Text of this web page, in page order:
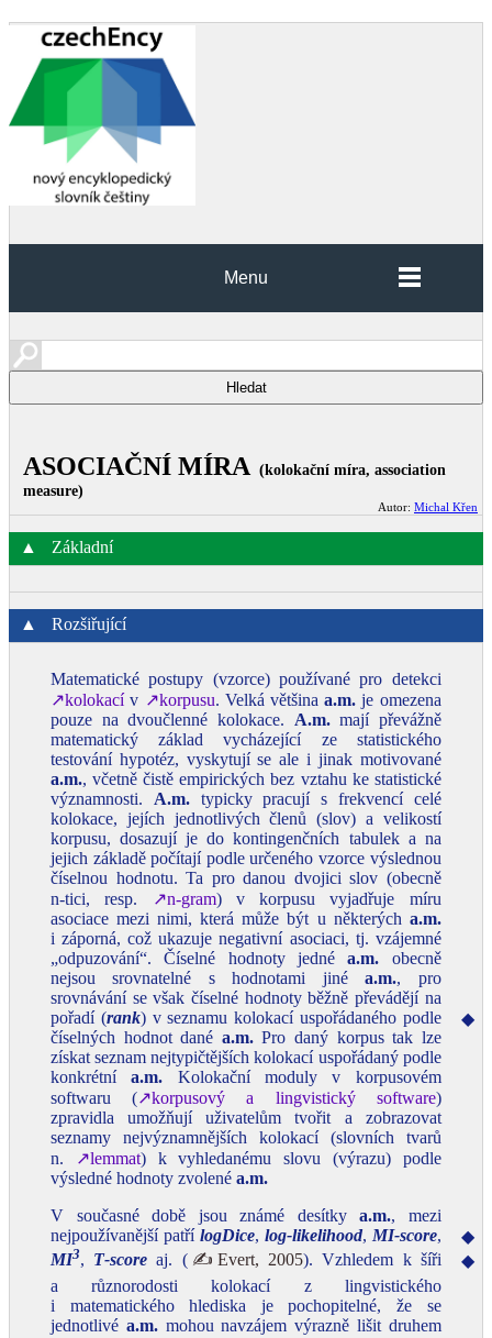
Menu
ASOCIAČNÍ MÍRA (kolokační míra, association
measure)
Autor: Michal Křen
▲ Základní
▲ Rozšiřující
Matematické postupy (vzorce) používané pro detekci
↗kolokacív ↗korpusu. Velká většinaa.m. je omezena
pouze na dvoučlenné kolokace. A.m.mají převážně
matematický základ vycházející ze statistického
testování hypotéz, vyskytují se ale i jinak motivované
a.m., včetně čistě empirických bez vztahu ke statistické
významnosti. A.m.typicky pracují s frekvencí celé
kolokace, jejích jednotlivých členů (slov) a velikostí
korpusu, dosazují je do kontingenčních tabulek a na
jejich základě počítají podle určeného vzorce výslednou
číselnou hodnotu. Ta pro danou dvojici slov (obecně
n‑tici, resp.
↗n‑gram) v korpusu vyjadřuje míru
asociace mezi nimi, která může být u některých a.m.
i záporná, což ukazuje negativní asociaci, tj. vzájemné
„odpuzování“. Číselné hodnoty jednéa.m. obecně
nejsou srovnatelné s hodnotami jinéa.m., pro
srovnávání se však číselné hodnoty běžně převádějí na
pořadí (rank) v seznamu kolokací uspořádaného podle
číselných hodnot dané a.m.Pro daný korpus tak lze
získat seznam nejtypičtějších kolokací uspořádaný podle
konkrétnía.m. Kolokační moduly v korpusovém
softwaru (↗korpusový a lingvistický software)
zpravidla umožňují uživatelům tvořit a zobrazovat
seznamy nejvýznamnějších kolokací (slovních tvarů
n.
↗lemmat) k vyhledanému slovu (výrazu) podle
výsledné hodnoty zvolené a.m.
V současné době jsou známé desítkya.m., mezi
nejpoužívanější patří logDice, log‑likelihood, MI‑score,
MI3, T‑score aj. (✍Evert, 2005). Vzhledem k šíři
a různorodosti kolokací z lingvistického
i matematického hlediska je pochopitelné, že se
jednotlivé a.m.mohou navzájem výrazně lišit druhem
◆
◆
◆